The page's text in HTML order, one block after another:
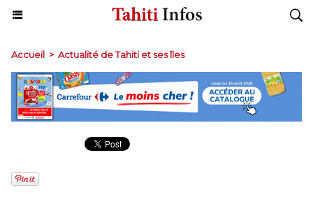
Accueil > Actualité de Tahiti et ses îles